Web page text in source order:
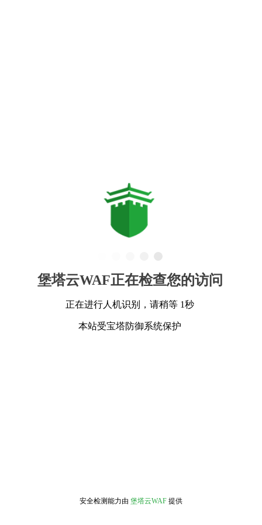
堡塔云WAF正在检查您的访问
正在进行人机识别，请稍等 1秒
本站受宝塔防御系统保护
安全检测能力由 堡塔云WAF 提供